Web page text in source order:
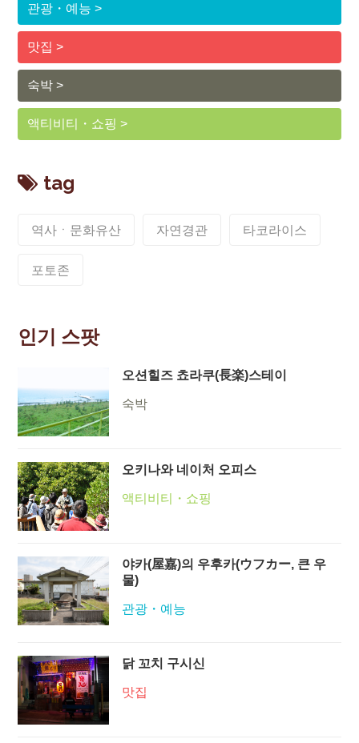
관광・예능
맛집
숙박
액티비티・쇼핑
tag
역사ㆍ문화유산 자연경관 타코라이스
포토존
인기 스팟
오션힐즈 쵸라쿠(長楽)스테이
숙박
오키나와 네이처 오피스
액티비티・쇼핑
야카(屋嘉)의 우후카(ウフカー, 큰 우
물)
관광・예능
닭 꼬치 구시신
맛집